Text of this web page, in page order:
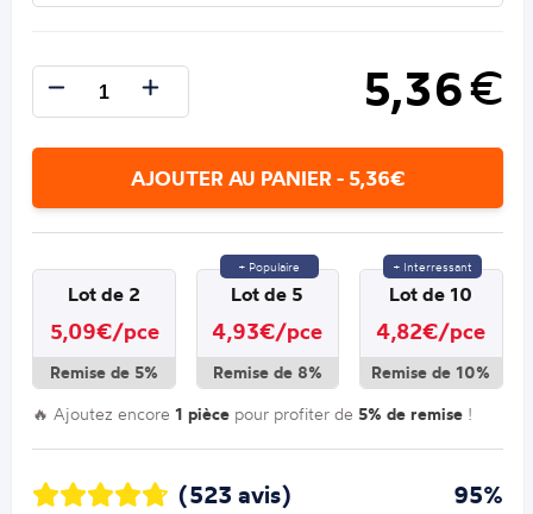
5,36€
AJOUTER AU PANIER - 5,36€
Lot de 2
5,09€/pce
Remise de 5%
+ Populaire
Lot de 5
4,93€/pce
Remise de 8%
+ Interressant
Lot de 10
4,82€/pce
Remise de 10%
🔥 Ajoutez encore1 pièce pour profiter de 5% de remise !
(523 avis) 95%